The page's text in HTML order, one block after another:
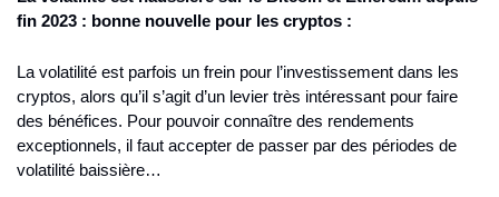
fin 2023 : bonne nouvelle pour les cryptos :
La volatilité est parfois un frein pour l’investissement dans les
cryptos, alors qu’il s’agit d’un levier très intéressant pour faire
des bénéfices. Pour pouvoir connaître des rendements
exceptionnels, il faut accepter de passer par des périodes de
volatilité baissière…